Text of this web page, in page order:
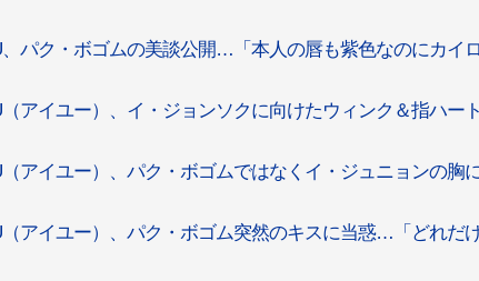
、パク・ボゴムの美談公開…「本人の唇も紫色なのにカイロ
（アイユー）、イ・ジョンソクに向けたウィンク＆指ハー
（アイユー）、パク・ボゴムではなくイ・ジュニョンの
（アイユー）、パク・ボゴム突然のキスに当惑…「どれだ